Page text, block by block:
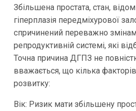
Збільшена простата, стан,
гіперплазія передміхурової
спричинений переважно
репродуктивній системі, які
Точна причина ДГПЗ не
вважається, що кілька
розвитку:
Вік: Ризик мати збільшену